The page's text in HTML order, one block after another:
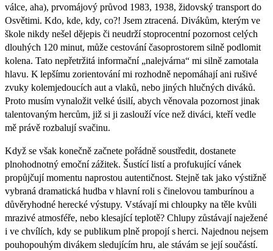
válce, aha), prvomájový průvod 1983, 1938, židovský transport do
Osvětimi. Kdo, kde, kdy, co?! Jsem ztracená. Divákům, kterým ve
škole nikdy nešel dějepis či neudrží stoprocentní pozornost celých
dlouhých 120 minut, může cestování časoprostorem silně podlomit
kolena. Tato nepřetržitá informační „nalejvárna“ mi silně zamotala
hlavu. K lepšímu zorientování mi rozhodně nepomáhají ani rušivé
zvuky kolemjedoucích aut a vlaků, nebo jiných hlučných diváků.
Proto musím vynaložit velké úsilí, abych věnovala pozornost jinak
talentovaným hercům, již si ji zaslouží více než diváci, kteří vedle
mě právě rozbalují svačinu.
Když se však konečně začnete pořádně soustředit, dostanete
plnohodnotný emoční zážitek. Šustící listí a profukující vánek
propůjčují momentu naprostou autentičnost. Stejně tak jako výstižně
vybraná dramatická hudba v hlavní roli s činelovou tamburínou a
důvěryhodné herecké výstupy. Vstávají mi chloupky na těle kvůli
mrazivé atmosféře, nebo klesající teplotě? Chlupy zůstávají naježené
i ve chvílích, kdy se publikum plně propojí s herci. Najednou nejsem
pouhopouhým divákem sledujícím hru, ale stávám se její součástí.